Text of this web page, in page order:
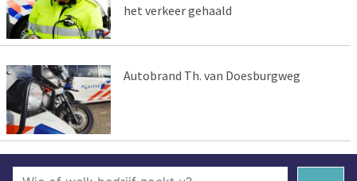
het verkeer gehaald
Autobrand Th. van Doesburgweg